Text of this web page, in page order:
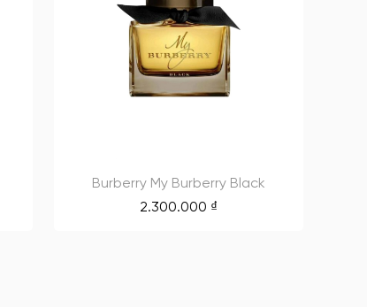
Burberry My Burberry Black
2.300.000 ₫